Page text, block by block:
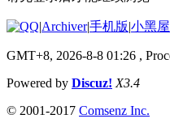
|Archiver|手机版|小黑屋
GMT+8, 2026-8-8 01:26 ,
Powered by Discuz! X3.4
© 2001-2017 Comsenz Inc.